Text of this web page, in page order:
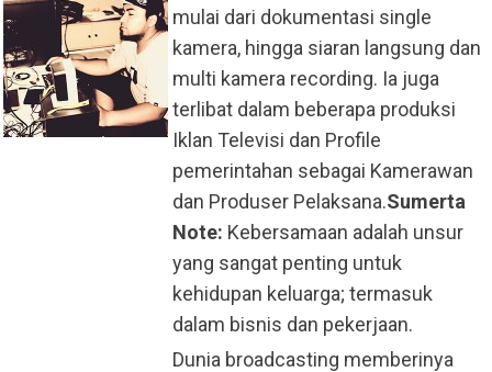
mulai dari dokumentasi single
kamera, hingga siaran langsung dan
multi kamera recording. Ia juga
terlibat dalam beberapa produksi
Iklan Televisi dan Profile
pemerintahan sebagai Kamerawan
dan Produser Pelaksana.Sumerta
Note: Kebersamaan adalah unsur
yang sangat penting untuk
kehidupan keluarga; termasuk
dalam bisnis dan pekerjaan.
Dunia broadcasting memberinya